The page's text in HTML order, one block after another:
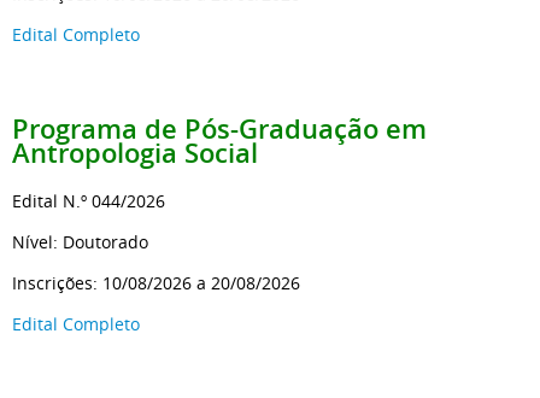
Edital Completo
Programa de Pós-Graduação em
Antropologia Social
Edital N.º 044/2026
Nível: Doutorado
Inscrições: 10/08/2026 a 20/08/2026
Edital Completo